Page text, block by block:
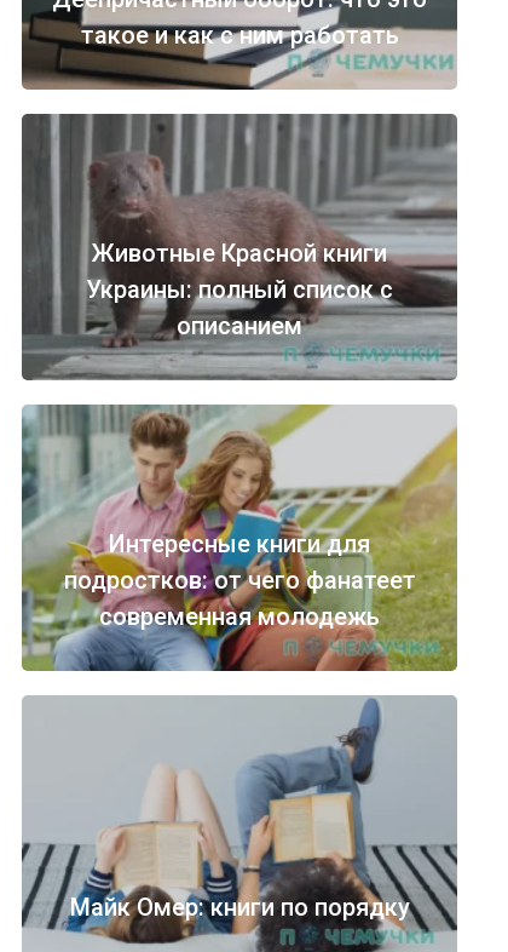
такое и как с ним работать
Животные Красной книги
Украины: полный список с
описанием
Интересные книги для
подростков: от чего фанатеет
современная молодежь
Майк Омер: книги по порядку